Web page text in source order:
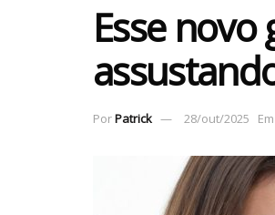
Esse
PorPatrick 28/out/2025 Em